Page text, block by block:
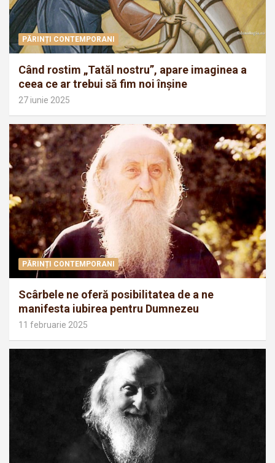
PĂRINȚI CONTEMPORANI
Când rostim „Tatăl nostru”, apare imaginea a
ceea ce ar trebui să fim noi înșine
27 iunie 2025
PĂRINȚI CONTEMPORANI
Scârbele ne oferă posibilitatea de a ne
manifesta iubirea pentru Dumnezeu
11 februarie 2025